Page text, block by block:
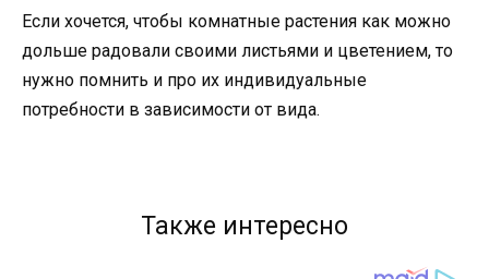
Если хочется, чтобы комнатные растения как можно
дольше радовали своими листьями и цветением, то
нужно помнить и про их индивидуальные
потребности в зависимости от вида.
Также интересно